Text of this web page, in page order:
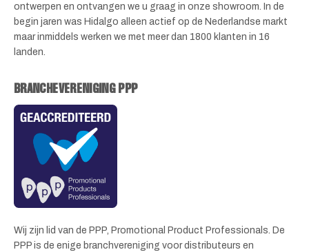
ontwerpen en ontvangen we u graag in onze showroom. In de
begin jaren was Hidalgo alleen actief op de Nederlandse markt
maar inmiddels werken we met meer dan 1800 klanten in 16
landen.
BRANCHEVERENIGING PPP
Wij zijn lid van de PPP, Promotional Product Professionals. De
PPP is de enige branchvereniging voor distributeurs en